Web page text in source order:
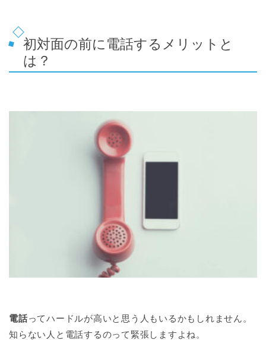
初対面の前に電話するメリットと
は？
電話ってハードルが高いと思う人もいるかもしれません。
知らない人と電話するのって緊張しますよね。